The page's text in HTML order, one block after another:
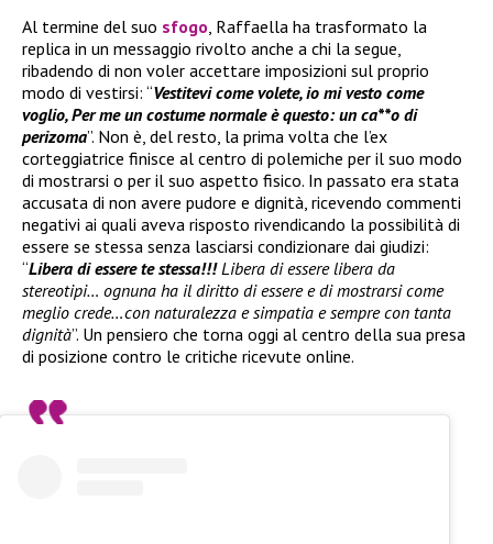
Al termine del suo sfogo, Raffaella ha trasformato la
replica in un messaggio rivolto anche a chi la segue,
ribadendo di non voler accettare imposizioni sul proprio
modo di vestirsi: “Vestitevi come volete, io mi vesto come
voglio, Per me un costume normale è questo: un ca**o di
perizoma”. Non è, del resto, la prima volta che l’ex
corteggiatrice finisce al centro di polemiche per il suo modo
di mostrarsi o per il suo aspetto fisico. In passato era stata
accusata di non avere pudore e dignità, ricevendo commenti
negativi ai quali aveva risposto rivendicando la possibilità di
essere se stessa senza lasciarsi condizionare dai giudizi:
“Libera di essere te stessa!!!Libera di essere libera da
stereotipi… ognuna ha il diritto di essere e di mostrarsi come
meglio crede…con naturalezza e simpatia e sempre con tanta
dignità”. Un pensiero che torna oggi al centro della sua presa
di posizione contro le critiche ricevute online.